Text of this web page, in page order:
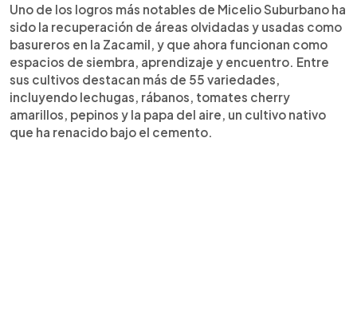
Uno de los logros más notables de Micelio Suburbano ha
sido la recuperación de áreas olvidadas y usadas como
basureros en la Zacamil, y que ahora funcionan como
espacios de siembra, aprendizaje y encuentro. Entre
sus cultivos destacan más de 55 variedades,
incluyendo lechugas, rábanos, tomates cherry
amarillos, pepinos y la papa del aire, un cultivo nativo
que ha renacido bajo el cemento.